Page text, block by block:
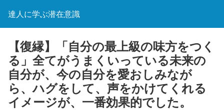
達人に学ぶ潜在意識
【復縁】「自分の最上級の味方をつく
る」全てがうまくいっている未来の
自分が、今の自分を愛おしみなが
ら、ハグをして、声をかけてくれる
イメージが、一番効果的でした。